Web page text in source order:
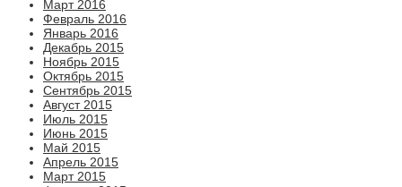
Март 2016
Февраль 2016
Январь 2016
Декабрь 2015
Ноябрь 2015
Октябрь 2015
Сентябрь 2015
Август 2015
Июль 2015
Июнь 2015
Май 2015
Апрель 2015
Март 2015